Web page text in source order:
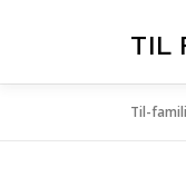
TIL
Til-